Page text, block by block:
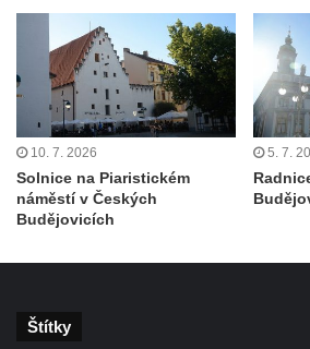
Vila Franze Matzkeho v Máchově ulici v
České Kamenici
Bývalý vrchnostenský špitál v České
Kamenici
nad Labem
Vinice v Brné
Café Henke v Rumburku
10. 7. 2026
Solnice na Piaristickém
náměstí v Českých
Budějovicích
5. 7.
Štítky